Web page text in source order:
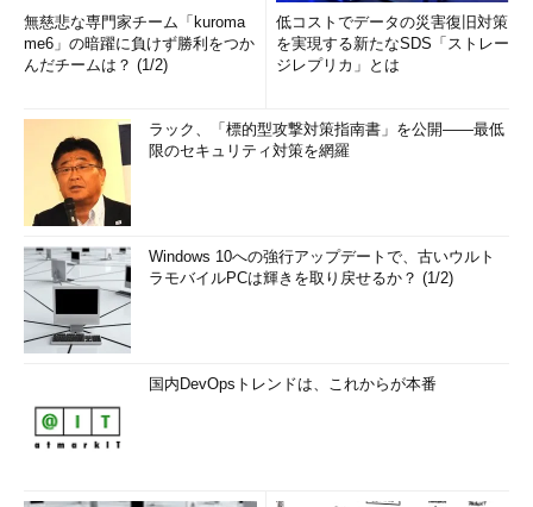
無慈悲な専門家チーム「kuroma
me6」の暗躍に負けず勝利をつか
んだチームは？ (1/2)
低コストでデータの災害復旧対策
を実現する新たなSDS「ストレー
ジレプリカ」とは
ラック、「標的型攻撃対策指南書」を公開――最低
限のセキュリティ対策を網羅
Windows 10への強行アップデートで、古いウルト
ラモバイルPCは輝きを取り戻せるか？ (1/2)
国内DevOpsトレンドは、これからが本番